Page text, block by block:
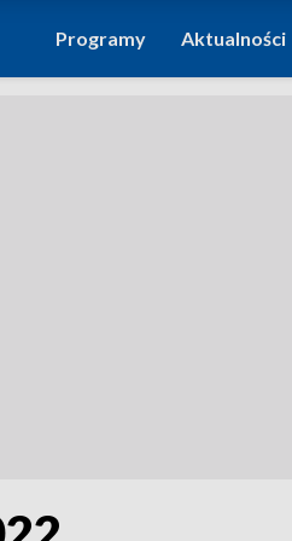
Programy Aktualności